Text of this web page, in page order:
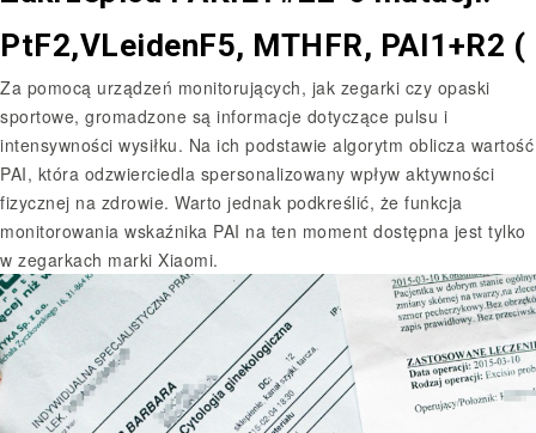
PtF2,VLeidenF5, MTHFR, PAI1+R2 (
Za pomocą urządzeń monitorujących, jak zegarki czy opaski
sportowe, gromadzone są informacje dotyczące pulsu i
intensywności wysiłku. Na ich podstawie algorytm oblicza wartość
PAI, która odzwierciedla spersonalizowany wpływ aktywności
fizycznej na zdrowie. Warto jednak podkreślić, że funkcja
monitorowania wskaźnika PAI na ten moment dostępna jest tylko
w zegarkach marki Xiaomi.